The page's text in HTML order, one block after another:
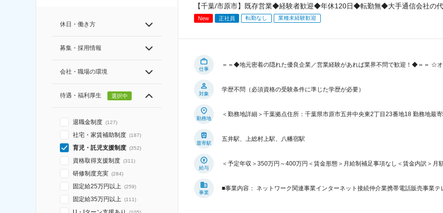
休日・働き方
募集・採用情報
会社・職場の環境
待遇・福利厚生 選択中
退職金制度 (127)
社宅・家賃補助制度 (187)
育児・託児支援制度 (352)
資格取得支援制度 (311)
研修制度充実 (284)
固定給25万円以上 (259)
固定給35万円以上 (111)
【千葉/市原市】既存営業◆経験者歓迎◆年休120日◆転勤無◆大手通信会社の
New 正社員 転勤なし 業種未経験歓迎
仕事
＝＝◆地元密着の隠れた優良企業／営業経験があれば業界不問で歓迎！◆＝＝ ☆
対象
学歴不問（必須資格の受験条件に準じた学歴が必要）
勤務地
＜勤務地詳細＞千葉拠点住所：千葉県市原市五井中央東2丁目23番地18 勤務地最
最寄駅
五井駅、上総村上駅、八幡宿駅
給与
＜予定年収＞350万円～400万円＜賃金形態＞月給制補足事項なし＜賃金内訳＞月
事業
■事業内容： ネットワーク関連事業インターネット接続仲介業携帯電話販売事業